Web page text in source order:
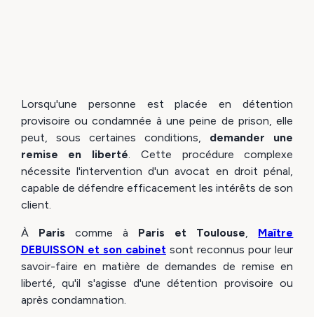
Lorsqu'une personne est placée en détention
provisoire ou condamnée à une peine de prison, elle
peut, sous certaines conditions, demander une
remise en liberté. Cette procédure complexe
nécessite l'intervention d'un avocat en droit pénal,
capable de défendre efficacement les intérêts de son
client.
ÀParis comme à Paris et Toulouse, Maître
DEBUISSON et son cabinetsont reconnus pour leur
savoir-faire en matière de demandes de remise en
liberté, qu'il s'agisse d'une détention provisoire ou
après condamnation.